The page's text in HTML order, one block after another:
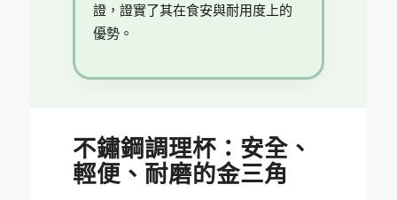
證，證實了其在食安與耐用度上的
優勢。
不鏽鋼調理杯：安全、
輕便、耐磨的金三角